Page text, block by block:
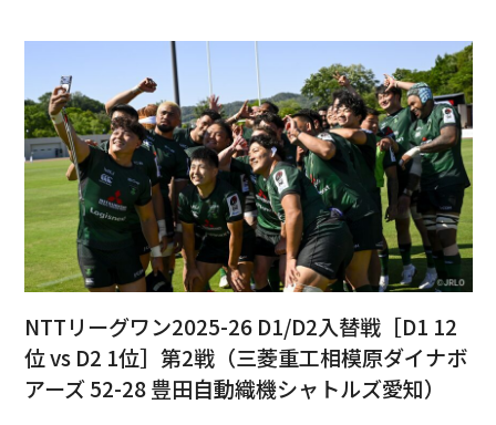
NTTリーグワン2025-26 D1/D2入替戦［D1 12
位 vs D2 1位］第2戦（三菱重工相模原ダイナボ
アーズ 52-28 豊田自動織機シャトルズ愛知）